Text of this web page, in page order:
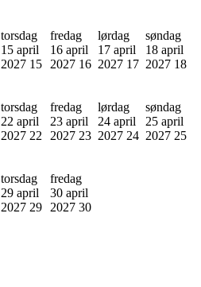
torsdag
15 april
2027 15
fredag
16 april
2027 16
lørdag
17 april
2027 17
søndag
18 april
2027 18
torsdag
22 april
2027 22
fredag
23 april
2027 23
lørdag
24 april
2027 24
søndag
25 april
2027 25
torsdag
29 april
2027 29
fredag
30 april
2027 30